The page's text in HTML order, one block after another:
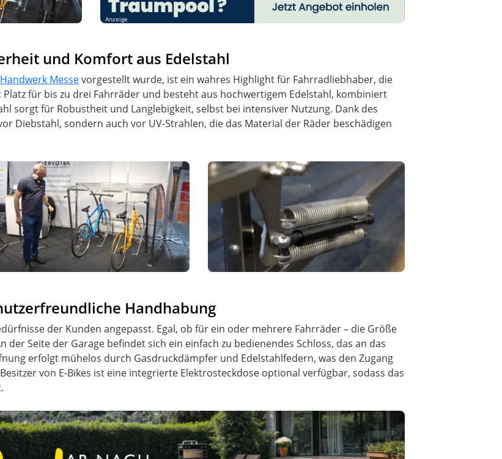
Anzeige
und Komfort aus Edelstahl
Messevorgestellt wurde, ist ein wahres Highlight für Fahrradliebhaber, die
für bis zu drei Fahrräder und besteht aus hochwertigem Edelstahl, kombiniert
sorgt für Robustheit und Langlebigkeit, selbst bei intensiver Nutzung. Dank des
Diebstahl, sondern auch vor UV-Strahlen, die das Material der Räder beschädigen
Handhabung
der Kunden angepasst. Egal, ob für ein oder mehrere Fahrräder – die Größe
Seite der Garage befindet sich ein einfach zu bedienendes Schloss, das an das
erfolgt mühelos durch Gasdruckdämpfer und Edelstahlfedern, was den Zugang
von E-Bikes ist eine integrierte Elektrosteckdose optional verfügbar, sodass das